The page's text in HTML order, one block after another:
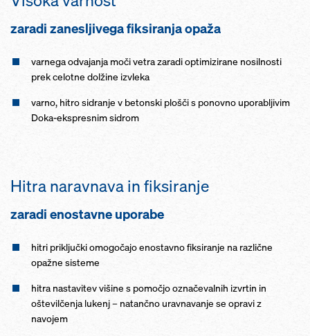
zaradi zanesljivega fiksiranja opaža
varnega odvajanja moči vetra zaradi optimizirane nosilnosti
prek celotne dolžine izvleka
varno, hitro sidranje v betonski plošči s ponovno uporabljivim
Doka-ekspresnim sidrom
Hitra naravnava in fiksiranje
zaradi enostavne uporabe
hitri priključki omogočajo enostavno fiksiranje na različne
opažne sisteme
hitra nastavitev višine s pomočjo označevalnih izvrtin in
oštevilčenja lukenj – natančno uravnavanje se opravi z
navojem